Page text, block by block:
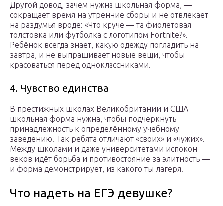
Другой довод, зачем нужна школьная форма, —
сокращает время на утренние сборы и не отвлекает
на раздумья вроде: «Что круче — та фиолетовая
толстовка или футболка с логотипом Fortnite?».
Ребёнок всегда знает, какую одежду погладить на
завтра, и не выпрашивает новые вещи, чтобы
красоваться перед одноклассниками.
4. Чувство единства
В престижных школах Великобритании и США
школьная форма нужна, чтобы подчеркнуть
принадлежность к определённому учебному
заведению. Так ребята отличают «своих» и «чужих».
Между школами и даже университетами испокон
веков идёт борьба и противостояние за элитность —
и форма демонстрирует, из какого ты лагеря.
Что надеть на ЕГЭ девушке?